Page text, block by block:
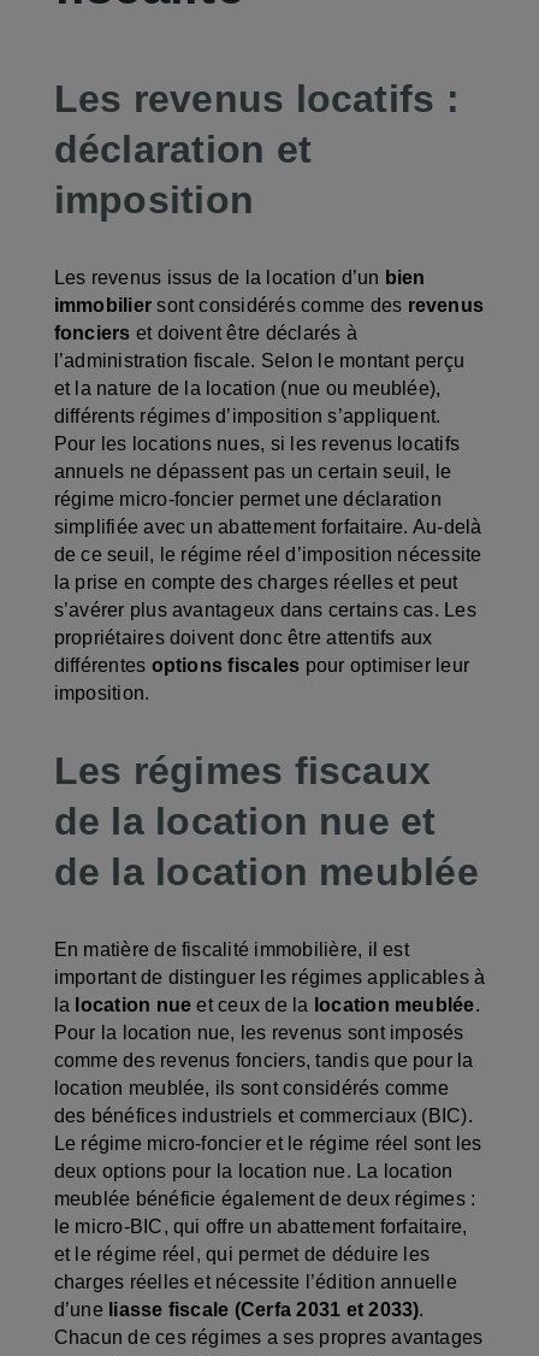
Les revenus locatifs :
déclaration et
imposition
Les revenus issus de la location d’un bien
immobilier sont considérés comme des revenus
fonciers et doivent être déclarés à
l’administration fiscale. Selon le montant perçu
et la nature de la location (nue ou meublée),
différents régimes d’imposition s’appliquent.
Pour les locations nues, si les revenus locatifs
annuels ne dépassent pas un certain seuil, le
régime micro-foncier permet une déclaration
simplifiée avec un abattement forfaitaire. Au-delà
de ce seuil, le régime réel d’imposition nécessite
la prise en compte des charges réelles et peut
s’avérer plus avantageux dans certains cas. Les
propriétaires doivent donc être attentifs aux
différentes options fiscales pour optimiser leur
imposition.
Les régimes fiscaux
de la location nue et
de la location meublée
En matière de fiscalité immobilière, il est
important de distinguer les régimes applicables à
la location nue et ceux de la location meublée.
Pour la location nue, les revenus sont imposés
comme des revenus fonciers, tandis que pour la
location meublée, ils sont considérés comme
des bénéfices industriels et commerciaux (BIC).
Le régime micro-foncier et le régime réel sont les
deux options pour la location nue. La location
meublée bénéficie également de deux régimes :
le micro-BIC, qui offre un abattement forfaitaire,
et le régime réel, qui permet de déduire les
charges réelles et nécessite l’édition annuelle
d’une liasse fiscale (Cerfa 2031 et 2033).
Chacun de ces régimes a ses propres avantages